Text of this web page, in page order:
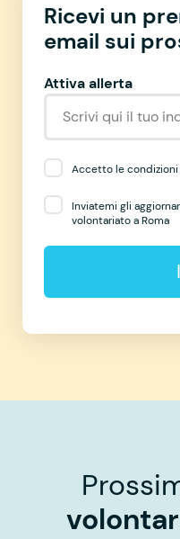
Ricevi un
email sui
Attiva allerta
Accetto le condizioni
Inviatemi gli
volontariato a Roma